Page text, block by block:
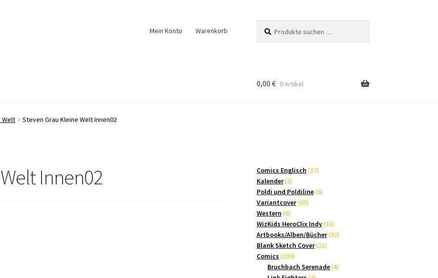
Mein Konto Warenkorb
nach:
0,00 € 0 Artikel
Welt Steven Grau Kleine Welt Innen02
Innen02 Comics Englisch 3737
Kalender 22
Produkte
Poldi und Poldiline 66
Variantcover 6565
Western 66
Produkte
WizKids HeroClix Indy 3232
Produkte
Artbooks/Alben/Bücher 9292
Blank Sketch Cover 2121
Comics 330330
Produkte
Bruchbach Serenade 44